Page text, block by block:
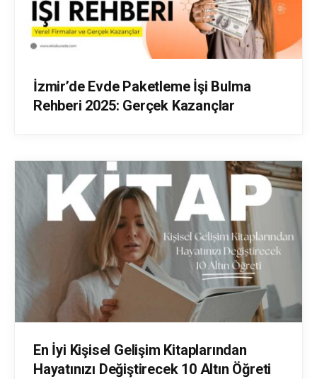
İzmir’de Evde Paketleme İşi Bulma
Rehberi 2025: Gerçek Kazançlar
En İyi Kişisel Gelişim Kitaplarından
Hayatınızı Değiştirecek 10 Altın Öğreti